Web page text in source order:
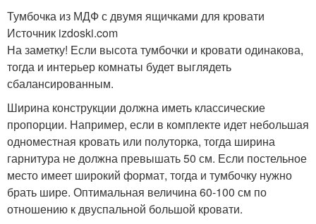
Тумбочка из МДФ с двумя ящичками для кровати
Источник izdoski.com
На заметку! Если высота тумбочки и кровати одинакова,
тогда и интерьер комнаты будет выглядеть
сбалансированным.
Ширина конструкции должна иметь классические
пропорции. Например, если в комплекте идет небольшая
одноместная кровать или полуторка, тогда ширина
гарнитура не должна превышать 50 см. Если постельное
место имеет широкий формат, тогда и тумбочку нужно
брать шире. Оптимальная величина 60-100 см по
отношению к двуспальной большой кровати.